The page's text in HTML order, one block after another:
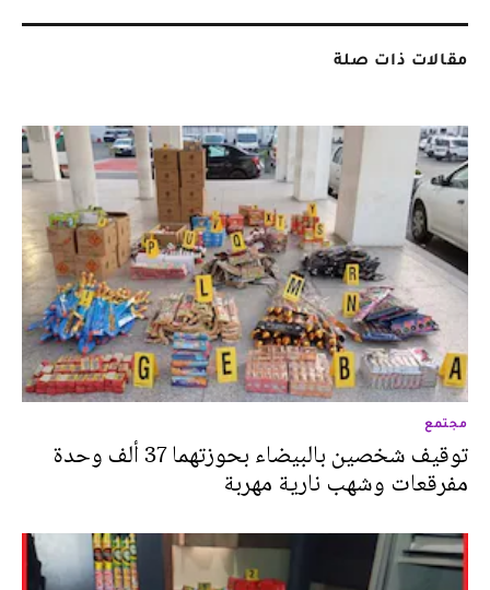
مقالات ذات صلة
مجتمع
توقيف شخصين بالبيضاء بحوزتهما 37 ألف وحدة
مفرقعات وشهب نارية مهربة